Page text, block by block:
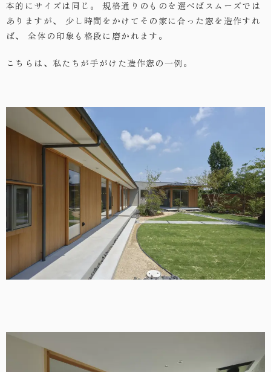
本的にサイズは同じ。
規格通りのものを選べばスムーズでは
ありますが、
少し時間をかけてその家に合った窓を造作すれ
ば、
全体の印象も格段に磨かれます。
こちらは、私たちが手がけた造作窓の一例。